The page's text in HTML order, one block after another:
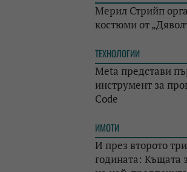
Мерил Стрийп
костюми от
ТЕХНОЛОГИИ
Meta представи
инструмент за
Code
ИМОТИ
И през второто
годината: Къщата